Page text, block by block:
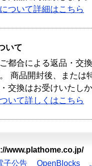
ついて詳細はこちら
いて
都合による返品・交
商品開封後、または
交換はお受けいたし
いて詳しくはこちら
www.plathome.co.jp/
子公告 OpenBlocks